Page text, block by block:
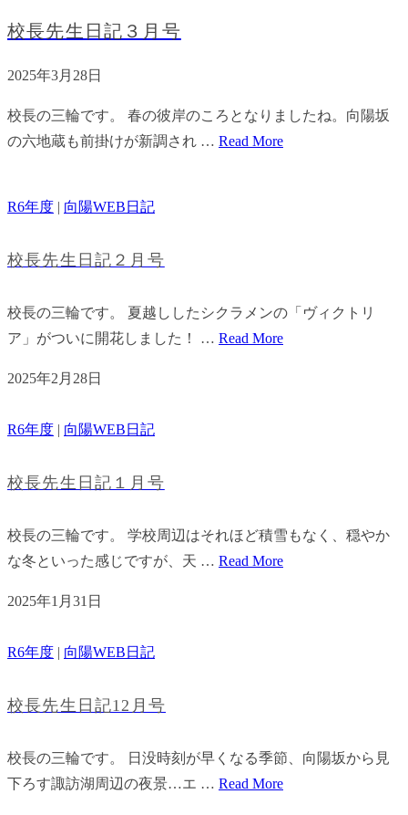
校長先生日記３月号
2025年3月28日
校長の三輪です。 春の彼岸のころとなりましたね。向陽坂
の六地蔵も前掛けが新調され … Read More
R6年度 | 向陽WEB日記
校長先生日記２月号
校長の三輪です。 夏越ししたシクラメンの「ヴィクトリ
ア」がついに開花しました！ … Read More
2025年2月28日
R6年度 | 向陽WEB日記
校長先生日記１月号
校長の三輪です。 学校周辺はそれほど積雪もなく、穏やか
な冬といった感じですが、天 … Read More
2025年1月31日
R6年度 | 向陽WEB日記
校長先生日記12月号
校長の三輪です。 日没時刻が早くなる季節、向陽坂から見
下ろす諏訪湖周辺の夜景…エ … Read More